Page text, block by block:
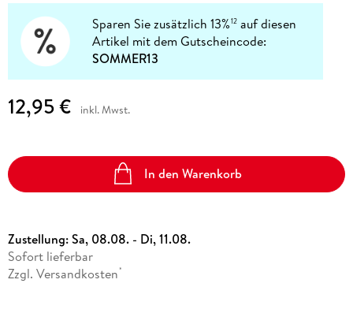
Sparen Sie zusätzlich 13%12 auf diesen
Artikel mit dem Gutscheincode:
SOMMER13
12,95 € inkl. Mwst.
In den Warenkorb
Zustellung:Sa, 08.08. - Di, 11.08.
Sofort lieferbar
Zzgl. Versandkosten *